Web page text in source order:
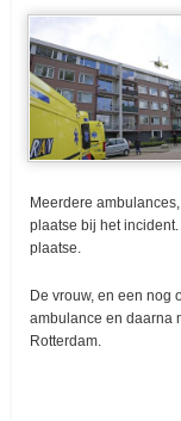
Meerdere
plaatse bij het
plaatse.
De vrouw, en een nog
ambulance en daarna
Rotterdam.